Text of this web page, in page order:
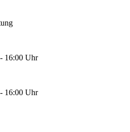
16:00 Uhr
16:00 Uhr